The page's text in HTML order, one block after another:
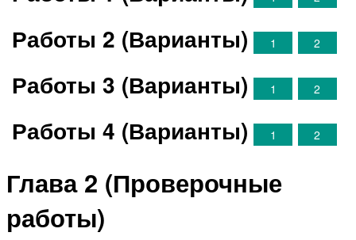
Работы 2 (Варианты) 1 2
Работы 3 (Варианты) 1 2
Работы 4 (Варианты) 1 2
Глава 2 (Проверочные
работы)